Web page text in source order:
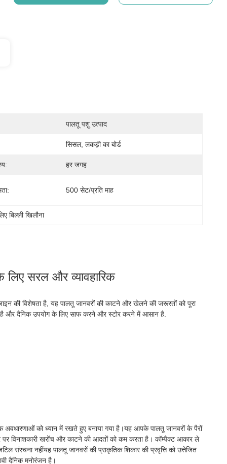
पालतू पशु उत्पाद
सिसल, लकड़ी का बोर्ड
हर जगह
500 सेट/प्रति माह
बिल्ली खिलौना
लिए सरल और व्यावहारिक
की विशेषता है, यह पालतू जानवरों की काटने और खेलने की जरूरतों को पूरा
है और दैनिक उपयोग के लिए साफ करने और स्टोर करने में आसान है.
अवधारणाओं को ध्यान में रखते हुए बनाया गया है।यह आपके पालतू जानवरों के पैरों
पर विनाशकारी खरोंच और काटने की आदतों को कम करता है। कॉम्पैक्ट आकार ले
नहींयह पालतू जानवरों की प्राकृतिक शिकार की प्रवृत्ति को उत्तेजित
दैनिक मनोरंजन है।